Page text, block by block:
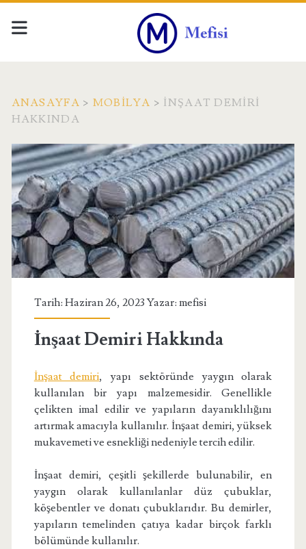
ANASAYFA > MOBILYA > İNŞAAT DEMIRI
HAKKINDA
Tarih: Haziran 26, 2023 Yazar: mefisi
İnşaat Demiri Hakkında
İnşaat demiri, yapı sektöründe yaygın olarak
kullanılan bir yapı malzemesidir. Genellikle
çelikten imal edilir ve yapıların dayanıklılığını
artırmak amacıyla kullanılır. İnşaat demiri, yüksek
mukavemeti ve esnekliği nedeniyle tercih edilir.
İnşaat demiri, çeşitli şekillerde bulunabilir, en
yaygın olarak kullanılanlar düz çubuklar,
köşebentler ve donatı çubuklarıdır. Bu demirler,
yapıların temelinden çatıya kadar birçok farklı
bölümünde kullanılır.